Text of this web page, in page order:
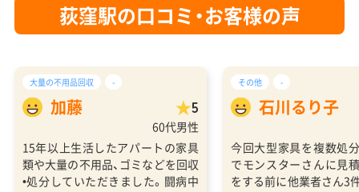
荻窪駅の口コミ・お客様の声
大量の不用品回収 -
加藤 5
60代男性
15年以上生活したアパートの家具
類や大量の不用品、ゴミなどを回収
•処分していただきました。闘病中
その他 -
石川るり子
今回大型家具を複数処
でモンスターさんに見
をする前に他業者さん3